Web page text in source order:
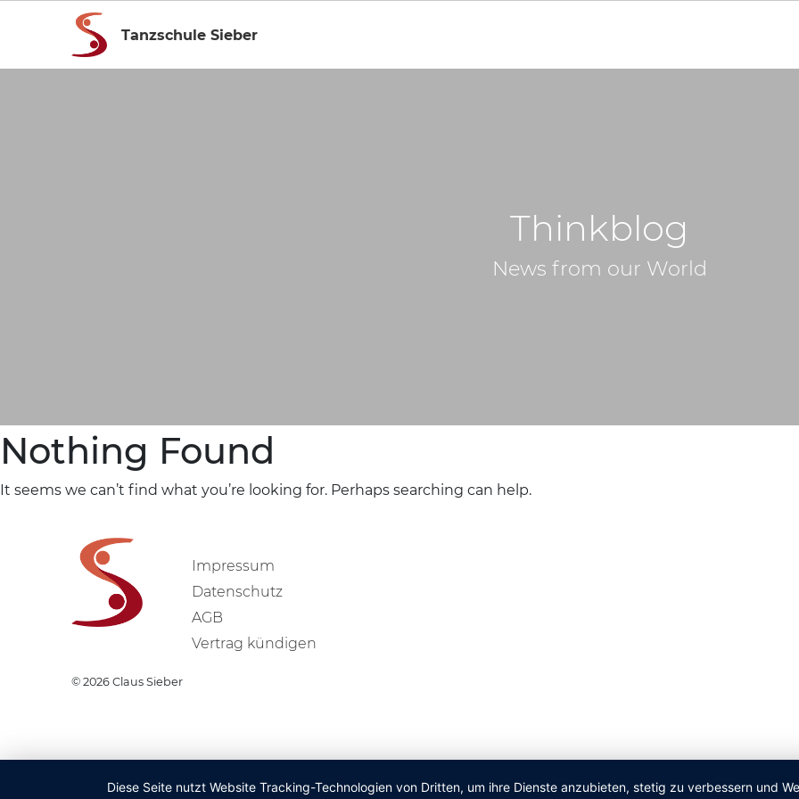
Tanzschule Sieber
Thinkblog
News from our World
Nothing Found
It seems we can’t find what you’re looking for. Perhaps searching can help.
Impressum
Datenschutz
AGB
Vertrag kündigen
© 2026 Claus Sieber
Diese Seite nutzt Website Tracking-Technologien von Dritten, um ihre Dienste anzubieten, stetig zu verbessern und